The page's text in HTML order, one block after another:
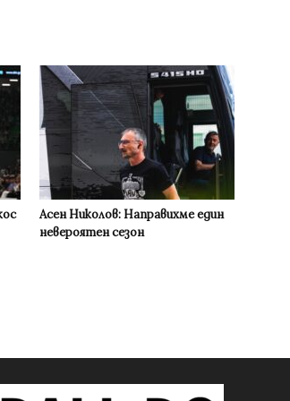
Асен Николов: Направихме един
невероятен сезон